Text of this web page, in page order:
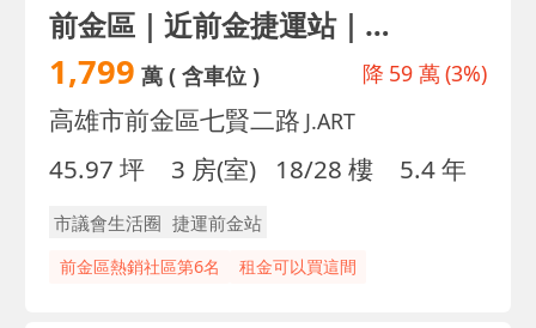
前金區｜近前金捷運站｜輕屋齡景觀3房+平車｜誠售
1,799 萬( 含車位 ) 降 59 萬(3%)
高雄市前金區七賢二路 J.ART
45.97 坪 3 房(室) 18/28 樓 5.4 年
市議會生活圈 捷運前金站
前金區熱銷社區第6名 租金可以買這間